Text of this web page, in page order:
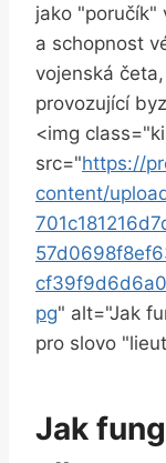
jako "poručík"
a schopnost
vojenská
provozující
<img
src="https://
content/
pg" alt="Jak
pro slovo
Jak